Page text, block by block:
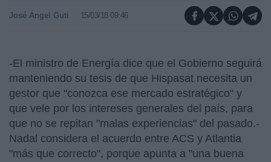
José Ángel Guti 15/03/18 09:46
-El ministro de Energía dice que el Gobierno seguirá
manteniendo su tesis de que Hispasat necesita un
gestor que "conozca ese mercado estratégico" y
que vele por los intereses generales del país, para
que no se repitan "malas experiencias" del pasado.-
Nadal considera el acuerdo entre ACS y Atlantia
"más que correcto", porque apunta a "una buena